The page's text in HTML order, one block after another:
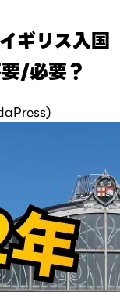
ギリス入国
/必要？